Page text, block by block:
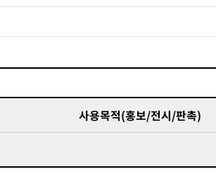
사용목적(홍보/전시/판촉)